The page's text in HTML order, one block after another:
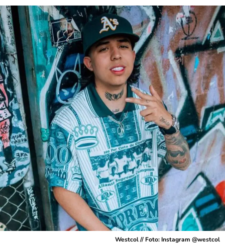
Westcol // Foto: Instagram @westcol